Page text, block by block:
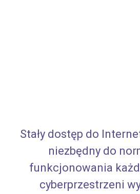
Stały dostęp do
niezbędny do
funkcjonowania
cyberprzestrzeni